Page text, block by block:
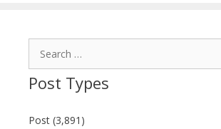
Post Types
Post (3,891)